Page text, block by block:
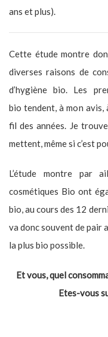
ans et plus).
Cette étude montre
diverses raisons de
d’hygiène bio. Les
bio tendent, à mon avis,
fil des années. Je
mettent, même si c’est
L’étude montre par
cosmétiques Bio ont
bio, au cours des 12
va donc souvent de pair
la plus bio possible.
Et vous, quel
Etes-vous